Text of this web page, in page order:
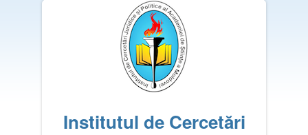
Institutul de Cercetări